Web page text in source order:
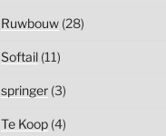
Ruwbouw(28)
Softail(11)
springer(3)
Te Koop(4)